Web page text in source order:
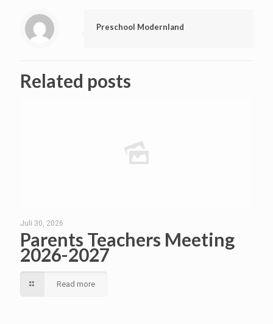
Preschool Modernland
Related posts
Juli 30, 2026
Parents Teachers Meeting
2026-2027
Read more